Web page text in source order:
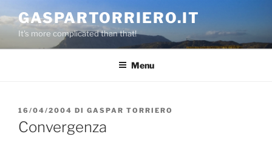
al
contenuto
GASPARTORRIERO.IT
It's more complicated than that!
Menu
PUBBLICATO
IL
16/04/2004 DI GASPAR TORRIERO
Convergenza